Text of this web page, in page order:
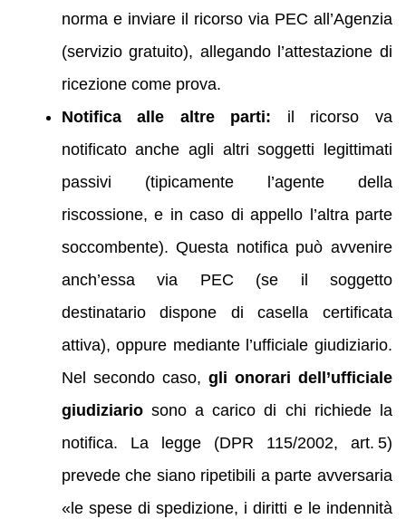
norma e inviare il ricorso via PEC all’Agenzia
(servizio gratuito), allegando l’attestazione di
ricezione come prova.
Notifica alle altre parti: il ricorso va
notificato anche agli altri soggetti legittimati
passivi (tipicamente l’agente della
riscossione, e in caso di appello l’altra parte
soccombente). Questa notifica può avvenire
anch’essa via PEC (se il soggetto
destinatario dispone di casella certificata
attiva), oppure mediante l’ufficiale giudiziario.
Nel secondo caso, gli onorari dell’ufficiale
giudiziariosono a carico di chi richiede la
notifica. La legge (DPR 115/2002, art. 5)
prevede che siano ripetibili a parte avversaria
«le spese di spedizione, i diritti e le indennità